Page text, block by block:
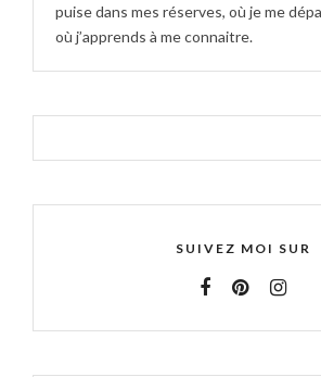
puise dans mes réserves, où je me
où j’apprends à me connaitre.
SUIVEZ MOI SUR